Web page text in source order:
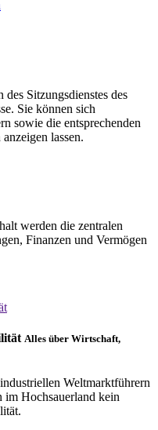
Sitzungsdienstes des
Sie können sich
sowie die entsprechenden
lassen.
werden die zentralen
Finanzen und Vermögen
Alles über Wirtschaft,
Weltmarktführern
im Hochsauerland kein